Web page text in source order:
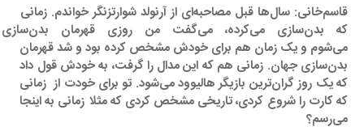
قاسم‌خانی: سال‌ها قبل مصاحبه‌ای از آرنولد شوارتزنگر خواندم. زمانی
که بدن‌سازی می‌کرده،
می‌شوم و یک زمان هم برای خودش مشخص کرده بود و شد قهرمان
بدن‌سازی جهان. زمانی هم که این مدال را گرفت، به خودش قول داد
که یک روز گران‌ترین بازیگر هالیوود می‌شود. تو برای خودت از  زمانی
که کارت را شروع کردی، تاریخی مشخص کردی که مثلا زمانی به اینجا
می‌رسم؟